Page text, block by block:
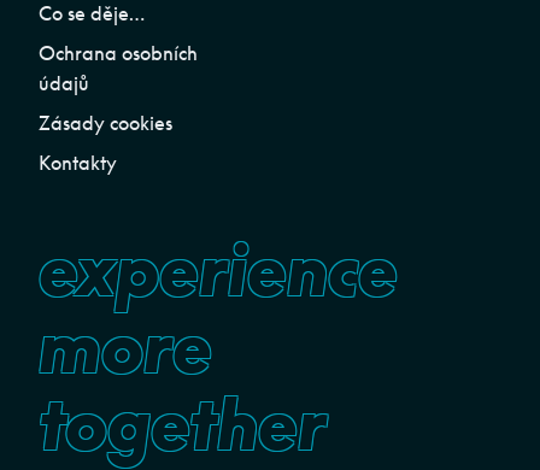
Co se děje…
Ochrana osobních
údajů
Zásady cookies
Kontakty
experience
more
together